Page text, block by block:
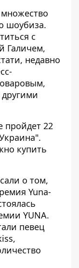
шоубиза.
с
Галичем,
недавно
пройдет 22
купить
о том,
Yuna-
YUNA.
певец
,